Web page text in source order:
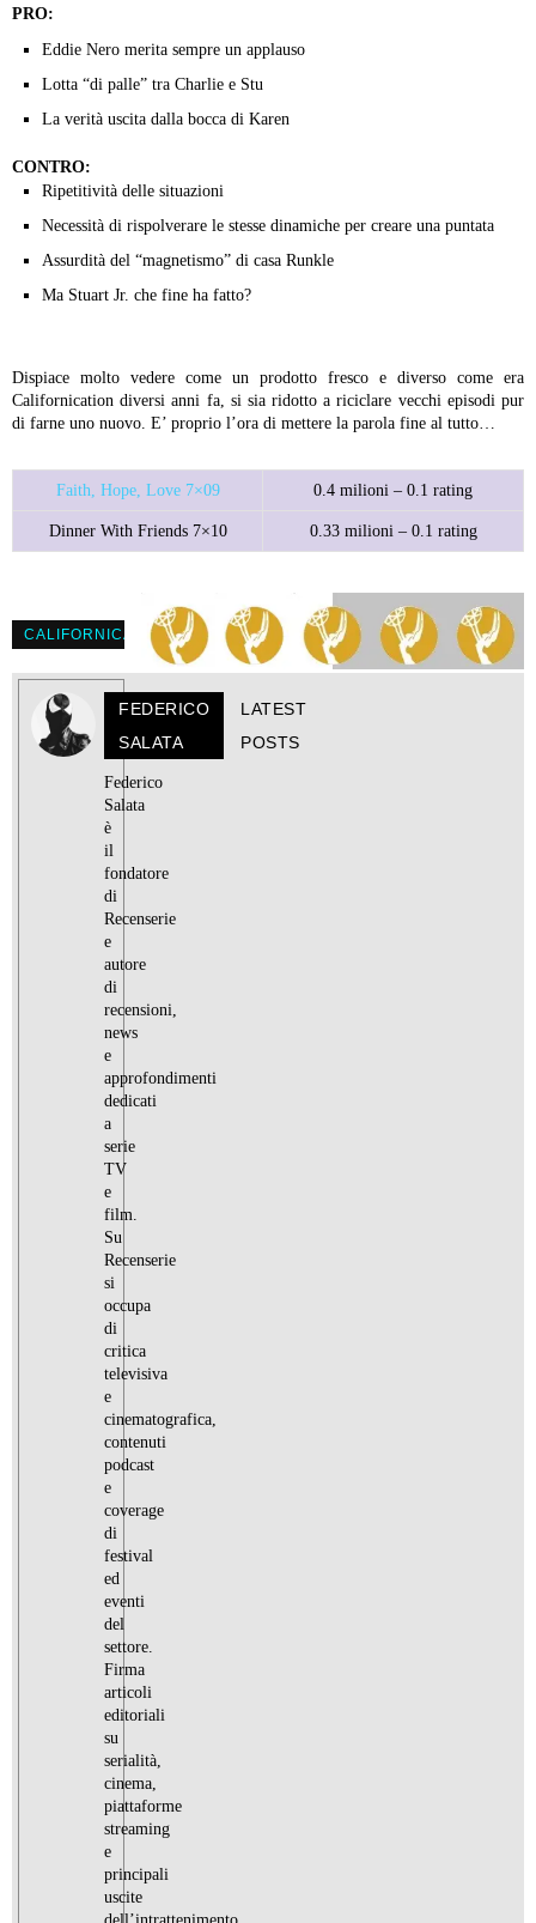
PRO:
Eddie Nero merita sempre un applauso
Lotta “di palle” tra Charlie e Stu
La verità uscita dalla bocca di Karen
CONTRO:
Ripetitività delle situazioni
Necessità di rispolverare le stesse dinamiche per creare una puntata
Assurdità del “magnetismo” di casa Runkle
Ma Stuart Jr. che fine ha fatto?
Dispiace molto vedere come un prodotto fresco e diverso come era
Californication diversi anni fa, si sia ridotto a riciclare vecchi episodi pur
di farne uno nuovo. E’ proprio l’ora di mettere la parola fine al tutto…
Faith, Hope, Love 7×09 0.4 milioni – 0.1 rating
Dinner With Friends 7×10 0.33 milioni – 0.1 rating
CALIFORNICATION
FEDERICO
SALATA
LATEST
POSTS
Federico
Salata
è
il
fondatore
di
Recenserie
e
autore
di
recensioni,
news
e
approfondimenti
dedicati
a
serie
TV
e
film.
Su
Recenserie
si
occupa
di
critica
televisiva
e
cinematografica,
contenuti
podcast
e
coverage
di
festival
ed
eventi
del
settore.
Firma
articoli
editoriali
su
serialità,
cinema,
piattaforme
streaming
e
principali
uscite